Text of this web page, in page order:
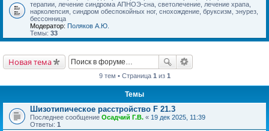
терапии, лечение синдрома АПНОЭ-сна, светолечение, лечение храпа,
нарколепсия, синдром обеспокойных ног, снохождение, бруксизм, энурез,
бессонница
Модератор: Поляков А.Ю.
Темы: 33
Новая тема
9 тем • Страница 1 из 1
Темы
Шизотипическое расстройство F 21.3
Последнее сообщение Осадчий Г.В. « 19 дек 2025, 11:39
Ответы: 1